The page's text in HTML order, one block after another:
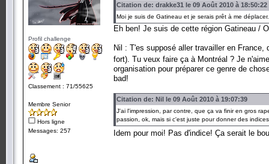
Profil challenge
Classement : 71/55625
Membre Senior
Hors ligne
Messages: 257
Citation de: drakke31 le 09 Août 2010 à 18:50:22
Moi je suis de Gatineau et je serais prêt à me
Eh ben! Je suis de cette région Gatineau /
Nil : T'es supposé aller travailler en
fort). Tu veux faire ça à Montréal ? Je
organisation pour préparer ce genre de
bad!
Citation de: Nil le 09 Août 2010 à 19:07:39
J'ai l'impression, par contre, que ça va finir en gros
passion, ok, mais si c'est juste pour donner des
Idem pour moi! Pas d'indice! Ça serait le